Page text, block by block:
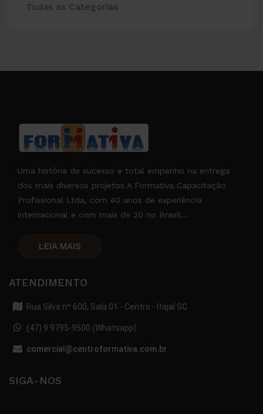
Todas as Categorias
Uma história de sucesso e total empenho na entrega
dos mais diversos projetos A Formativa Capacitação
Profissional Ltda, com 40 anos de experiência
internacional e com mais de 20 no Brasil...
LEIA MAIS
ATENDIMENTO
Rua Silva nº 600, Sala 01 - Centro - Itajaí SC
(47) 9 9795-9500 (Whatsapp)
comercial@centroformativa.com.br
SIGA-NOS